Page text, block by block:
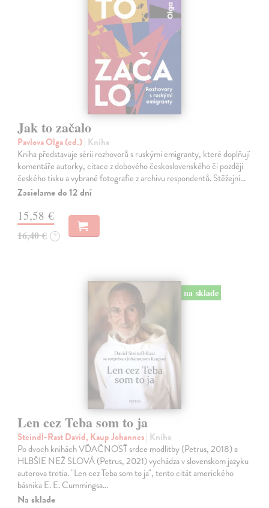
Jak to začalo
Pavlova Olga (ed.)| Kniha
Kniha představuje sérii rozhovorů s ruskými emigranty, které doplňují
komentáře autorky, citace z dobového československého či později
českého tisku a vybrané fotografie z archivu respondentů. Stěžejní…
Zasielame do 12 dní
15,58 €
16,40 € ?
na sklade
Len cez Teba som to ja
Steindl-Rast David, Kaup Johannes| Kniha
Po dvoch knihách VĎAČNOSŤ srdce modlitby (Petrus, 2018) a
HLBŠIE NEŽ SLOVÁ (Petrus, 2021) vychádza v slovenskom jazyku
autorova tretia. "Len cez Teba som to ja", tento citát amerického
básnika E. E. Cummingsa…
Na sklade